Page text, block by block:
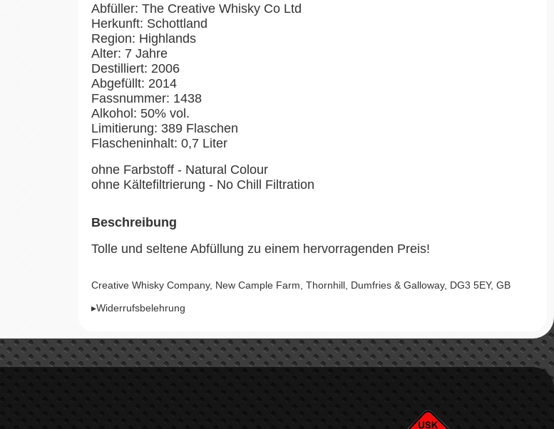
Abfüller: The Creative Whisky Co Ltd
Herkunft: Schottland
Region: Highlands
Alter: 7 Jahre
Destilliert: 2006
Abgefüllt: 2014
Fassnummer: 1438
Alkohol: 50% vol.
Limitierung: 389 Flaschen
Flascheninhalt: 0,7 Liter
ohne Farbstoff - Natural Colour
ohne Kältefiltrierung - No Chill Filtration
Beschreibung
Tolle und seltene Abfüllung zu einem hervorragenden Preis!
Creative Whisky Company, New Cample Farm, Thornhill, Dumfries & Galloway, DG3 5EY, GB
▸Widerrufsbelehrung